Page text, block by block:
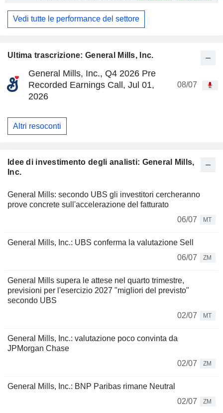
Ultima trascrizione: General Mills, Inc.
General Mills, Inc., Q4 2026 Pre
Recorded Earnings Call, Jul 01,
2026
08/07
Altri resoconti
Idee di investimento degli analisti: General Mills,
Inc.
General Mills: secondo UBS gli investitori cercheranno
prove concrete sull'accelerazione del fatturato
06/07
MT
General Mills, Inc.: UBS conferma la valutazione Sell
06/07
ZM
General Mills supera le attese nel quarto trimestre,
previsioni per l'esercizio 2027 "migliori del previsto"
secondo UBS
02/07
MT
General Mills, Inc.: valutazione poco convinta da
JPMorgan Chase
02/07
ZM
General Mills, Inc.: BNP Paribas rimane Neutral
02/07
ZM
Vedi tutte le performance del settore